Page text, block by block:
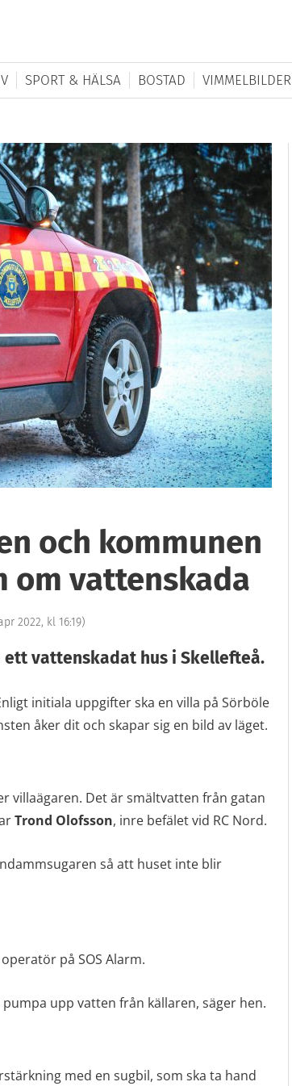
SPORT & HÄLSA BOSTAD VIMMELBILDER
och kommunen
vattenskada
2022, kl 16:19)
ett vattenskadat hus i Skellefteå.
initiala uppgifter ska en villa på Sörböle
åker dit och skapar sig en bild av läget.
villaägaren. Det är smältvatten från gatan
Trond Olofsson, inre befälet vid RC Nord.
så att huset inte blir
på SOS Alarm.
upp vatten från källaren, säger hen.
med en sugbil, som ska ta hand